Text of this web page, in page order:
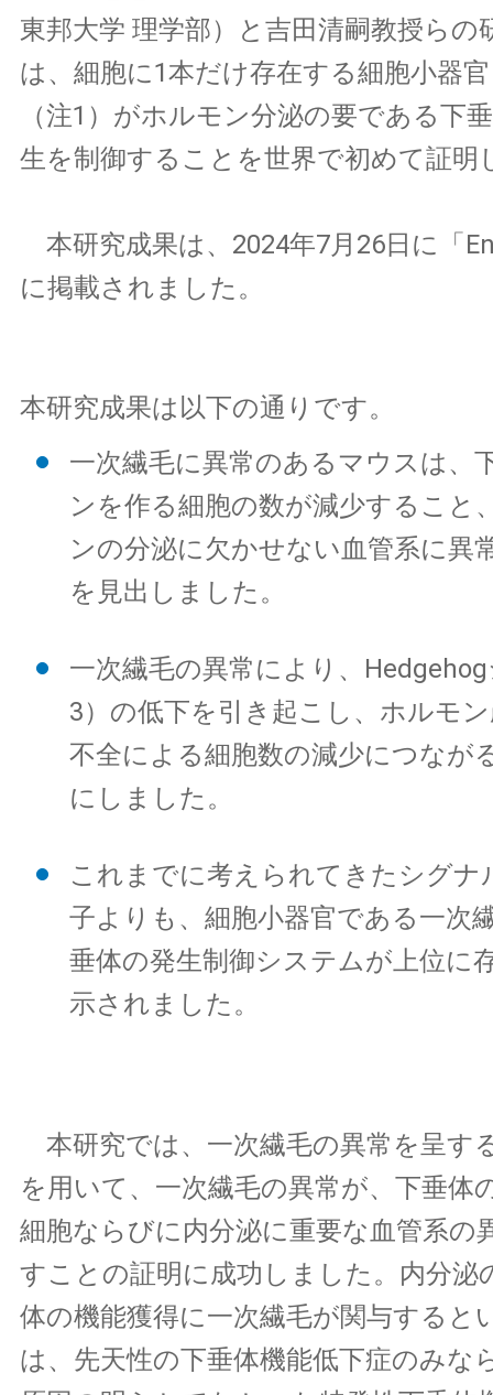
東邦大学 理学部）と吉田清嗣教授らの
は、細胞に1本だけ存在する細胞小器
（注1）がホルモン分泌の要である下
生を制御することを世界で初めて証明
本研究成果は、2024年7月26日に「
に掲載されました。
本研究成果は以下の通りです。
一次繊毛に異常のあるマウスは、
ンを作る細胞の数が減少すること
ンの分泌に欠かせない血管系に異
を見出しました。
一次繊毛の異常により、
3）の低下を引き起こし、ホルモ
不全による細胞数の減少につなが
にしました。
これまでに考えられてきたシグナ
子よりも、細胞小器官である一次
垂体の発生制御システムが上位に
示されました。
本研究では、一次繊毛の異常を呈す
を用いて、一次繊毛の異常が、下垂体
細胞ならびに内分泌に重要な血管系の
すことの証明に成功しました。内分泌
体の機能獲得に一次繊毛が関与すると
は、先天性の下垂体機能低下症のみな